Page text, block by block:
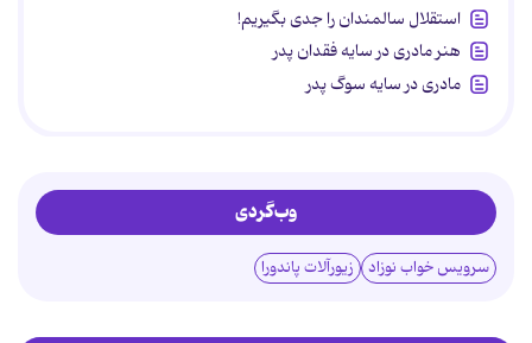
استقلال سالمندان را جدی بگیریم!
هنر مادری در سایه‌ فقدان پدر
مادری در سایه سوگ پدر
وب‌گردی
سرویس خواب نوزاد زیورآلات پاندورا